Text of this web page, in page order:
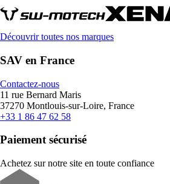
Découvrir toutes nos marques
SAV en France
Contactez-nous
11 rue Bernard Maris
37270 Montlouis-sur-Loire, France
+33 1 86 47 62 58
Paiement sécurisé
Achetez sur notre site en toute confiance